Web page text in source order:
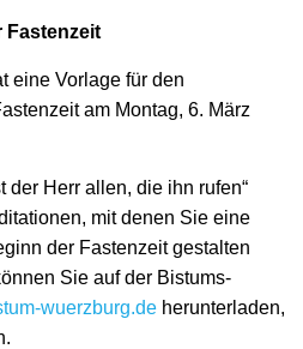
Fastenzeit
eine Vorlage für den
am Montag, 6. März
der Herr allen, die ihn rufen“
mit denen Sie eine
der Fastenzeit gestalten
Sie auf der Bistums-
wuerzburg.de herunterladen,